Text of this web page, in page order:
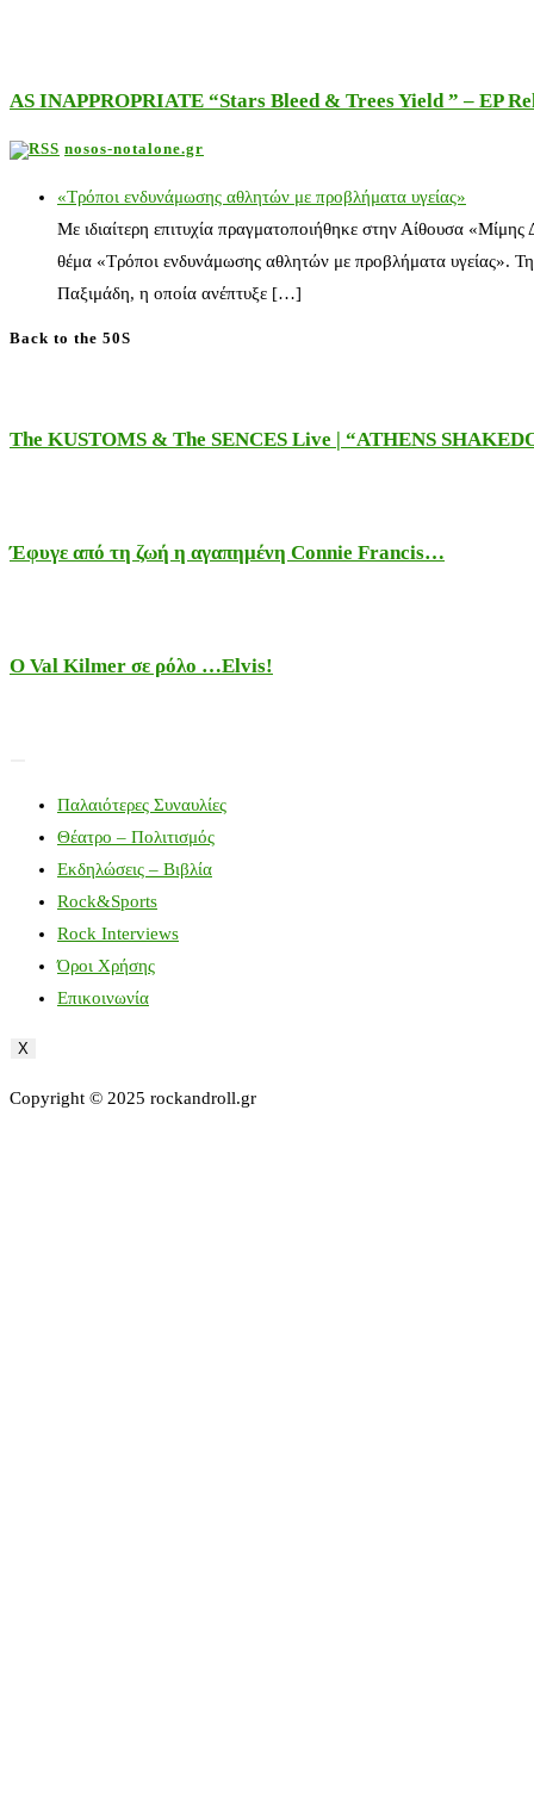
AS INAPPROPRIATE “Stars Bleed & Trees Yield ” – EP
nosos-notalone.gr
«Τρόποι ενδυνάμωσης αθλητών με προβλήματα υγείας»
Με ιδιαίτερη επιτυχία πραγματοποιήθηκε στην Αίθουσα
θέμα «Τρόποι ενδυνάμωσης αθλητών με προβλήματα υγείας».
Παξιμάδη, η οποία ανέπτυξε […]
Back to the 50S
The KUSTOMS & The SENCES Live | “ATHENS
Έφυγε από τη ζωή η αγαπημένη Connie Francis…
Ο Val Kilmer σε ρόλο …Elvis!
Παλαιότερες Συναυλίες
Θέατρο – Πολιτισμός
Εκδηλώσεις – Βιβλία
Rock&Sports
Rock Interviews
Όροι Χρήσης
Επικοινωνία
X
Copyright © 2025 rockandroll.gr